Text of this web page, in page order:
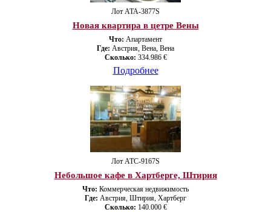
Лот ATA-3877S
Новая квартира в цетре Вены
Что: Апартамент
Где: Австрия, Вена, Вена
Сколько: 334.986 €
Подробнее
Лот ATС-9167S
Небольшое кафе в Хартберге, Штирия
Что: Коммерческая недвижимость
Где: Австрия, Штирия, Хартберг
Сколько: 140.000 €